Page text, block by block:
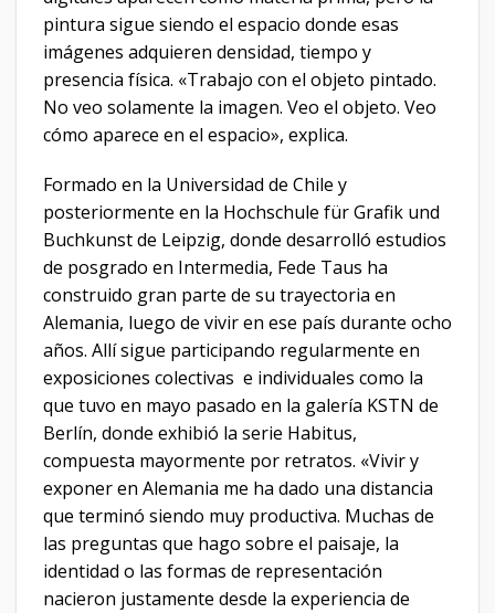
pintura sigue siendo el espacio donde esas
imágenes adquieren densidad, tiempo y
presencia física. «Trabajo con el objeto pintado.
No veo solamente la imagen. Veo el objeto. Veo
cómo aparece en el espacio», explica.
Formado en la Universidad de Chile y
posteriormente en la Hochschule für Grafik und
Buchkunst de Leipzig, donde desarrolló estudios
de posgrado en Intermedia, Fede Taus ha
construido gran parte de su trayectoria en
Alemania, luego de vivir en ese país durante ocho
años. Allí sigue participando regularmente en
exposiciones colectivas e individuales como la
que tuvo en mayo pasado en la galería KSTN de
Berlín, donde exhibió la serie Habitus,
compuesta mayormente por retratos. «Vivir y
exponer en Alemania me ha dado una distancia
que terminó siendo muy productiva. Muchas de
las preguntas que hago sobre el paisaje, la
identidad o las formas de representación
nacieron justamente desde la experiencia de